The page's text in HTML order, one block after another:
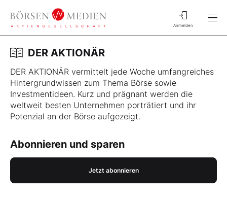
Anmelden
DER AKTIONÄR
DER AKTIONÄR vermittelt jede Woche umfangreiches
Hintergrundwissen zum Thema Börse sowie
Investmentideen. Kurz und prägnant werden die
weltweit besten Unternehmen porträtiert und ihr
Potenzial an der Börse aufgezeigt.
Abonnieren und sparen
Jetzt abonnieren